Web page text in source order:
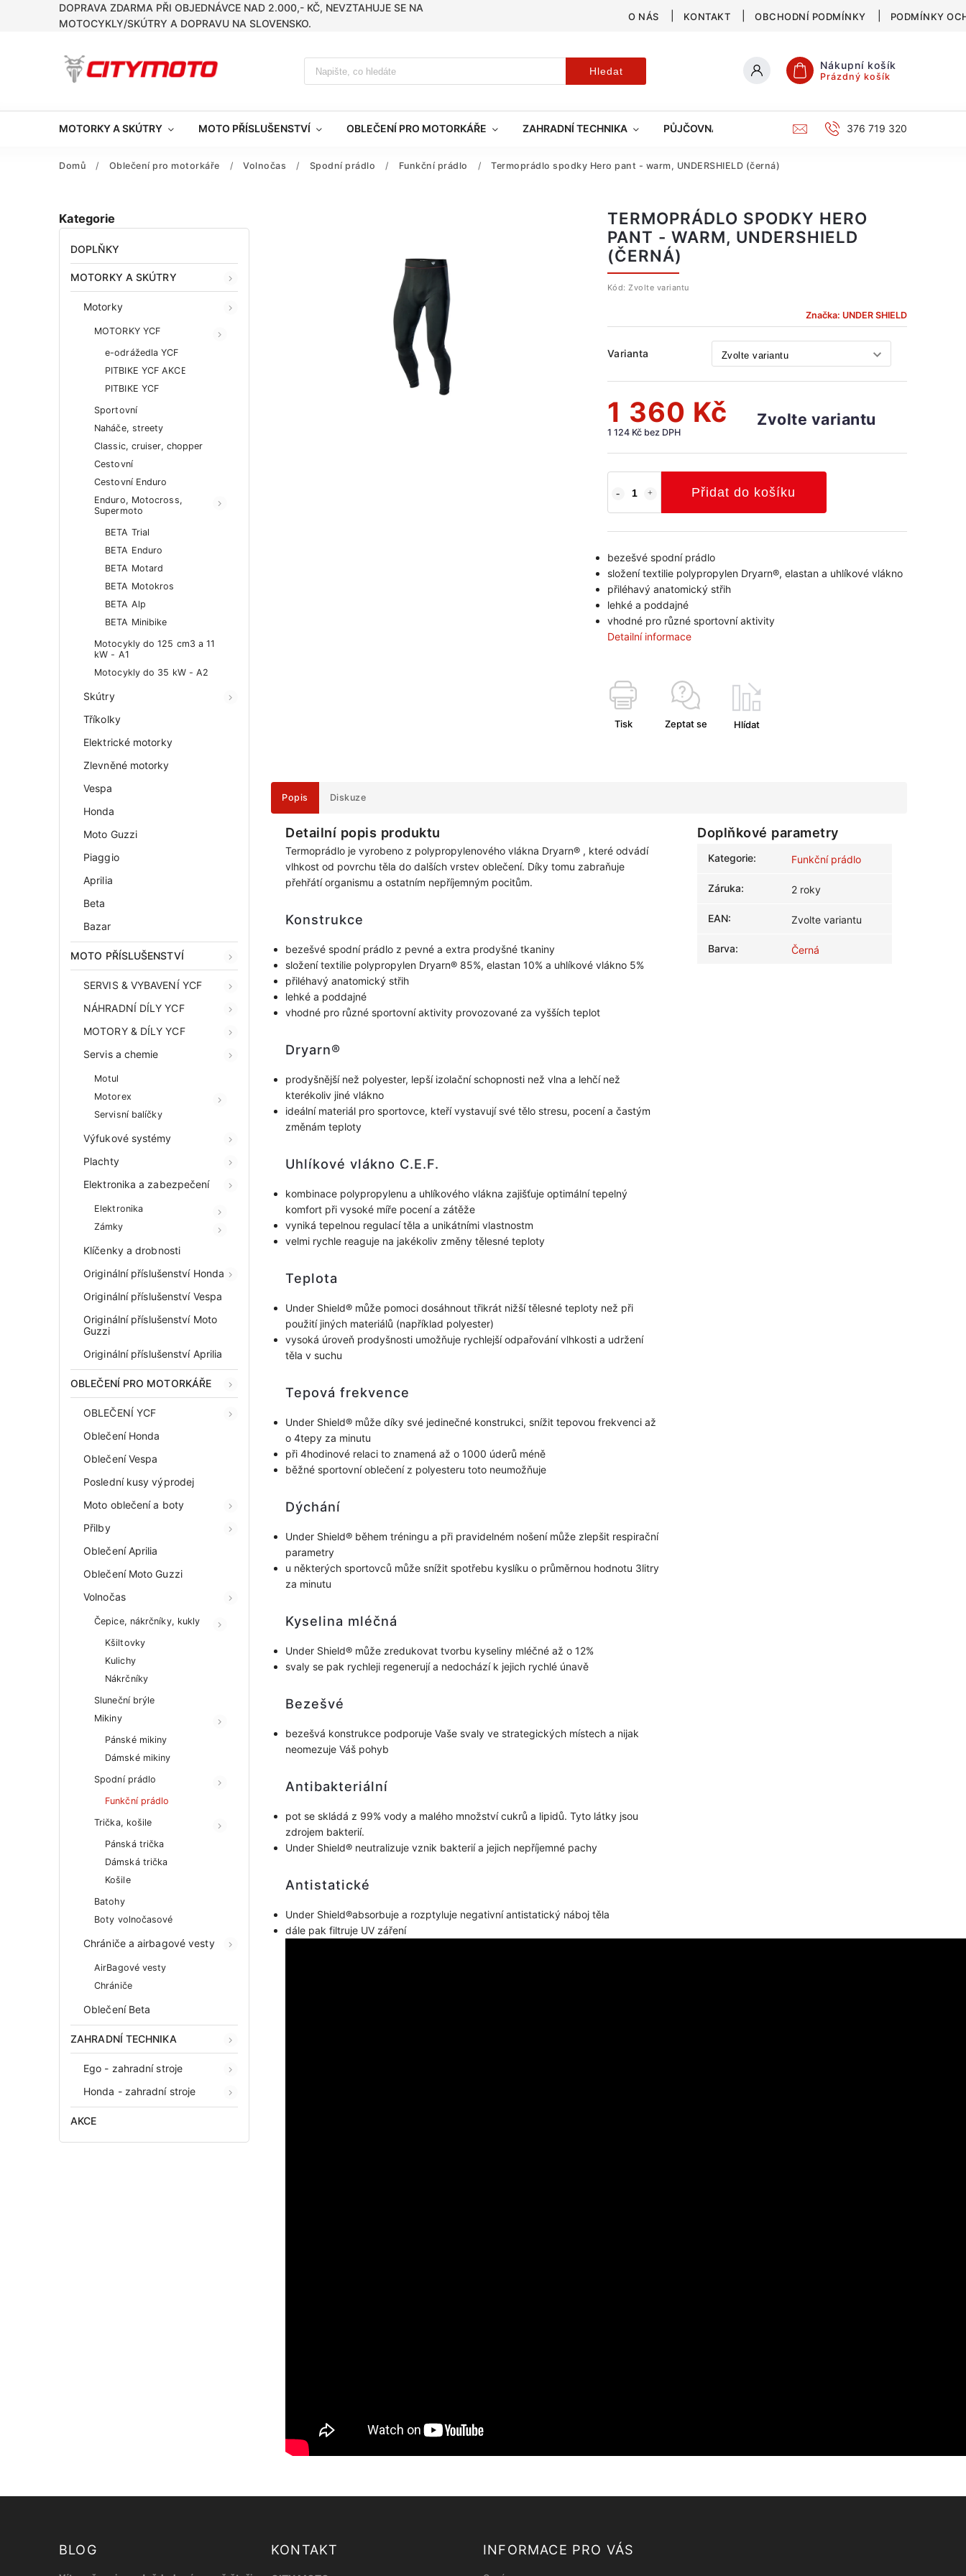
DOPRAVA ZDARMA PŘI OBJEDNÁVCE NAD 2.000,- KČ, NEVZTAHUJE SE NA
MOTOCYKLY/SKÚTRY A DOPRAVU NA SLOVENSKO.
O NÁS KONTAKT OBCHODNÍ PODMÍNKY PODMÍNKY
Hledat Nákupní košík
Prázdný košík
MOTORKY A SKÚTRY MOTO PŘÍSLUŠENSTVÍ OBLEČENÍ PRO MOTORKÁŘE ZAHRADNÍ TECHNIKA PŮJČOVNA KATALOG376 719 320
Domů / Oblečení pro motorkáře / Volnočas / Spodní prádlo / Funkční prádlo / Termoprádlo spodky Hero pant - warm, UNDERSHIELD (černá)
Kategorie
DOPLŇKY
MOTORKY A SKÚTRY
Motorky
MOTORKY YCF
e-odrážedla YCF
PITBIKE YCF AKCE
PITBIKE YCF
Sportovní
Naháče, streety
Classic, cruiser, chopper
Cestovní
Cestovní Enduro
Enduro, Motocross,
Supermoto
BETA Trial
BETA Enduro
BETA Motard
BETA Motokros
BETA Alp
BETA Minibike
Motocykly do 125 cm3 a 11
kW - A1
Motocykly do 35 kW - A2
Skútry
Tříkolky
Elektrické motorky
Zlevněné motorky
Vespa
Honda
Moto Guzzi
Piaggio
Aprilia
Beta
Bazar
MOTO PŘÍSLUŠENSTVÍ
SERVIS & VYBAVENÍ YCF
NÁHRADNÍ DÍLY YCF
MOTORY & DÍLY YCF
Servis a chemie
Motul
Motorex
Servisní balíčky
Výfukové systémy
Plachty
Elektronika a zabezpečení
Elektronika
Zámky
Klíčenky a drobnosti
Originální příslušenství Honda
Originální příslušenství Vespa
Originální příslušenství Moto
Guzzi
Originální příslušenství Aprilia
OBLEČENÍ PRO MOTORKÁŘE
OBLEČENÍ YCF
Oblečení Honda
Oblečení Vespa
Poslední kusy výprodej
Moto oblečení a boty
Přilby
Oblečení Aprilia
Oblečení Moto Guzzi
Volnočas
Čepice, nákrčníky, kukly
Kšiltovky
Kulichy
Nákrčníky
Sluneční brýle
Mikiny
Pánské mikiny
Dámské mikiny
Spodní prádlo
Funkční prádlo
Trička, košile
Pánská trička
Dámská trička
Košile
Batohy
Boty volnočasové
Chrániče a airbagové vesty
AirBagové vesty
Chrániče
Oblečení Beta
ZAHRADNÍ TECHNIKA
Ego - zahradní stroje
Honda - zahradní stroje
AKCE
TERMOPRÁDLO SPODKY HERO
PANT - WARM, UNDERSHIELD
(ČERNÁ)
Kód: Zvolte variantu
Značka: UNDER SHIELD
Varianta
1 360 Kč
1 124 Kč bez DPH
Zvolte variantu
Přidat do košíku
bezešvé spodní prádlo
složení textilie polypropylen Dryarn®, elastan a uhlíkové vlákno
přiléhavý anatomický střih
lehké a poddajné
vhodné pro různé sportovní aktivity
Detailní informace
Tisk Zeptat se Hlídat
Popis Diskuze
Detailní popis produktu
Termoprádlo je vyrobeno z polypropylenového vlákna Dryarn® , které odvádí
vlhkost od povrchu těla do dalších vrstev oblečení. Díky tomu zabraňuje
přehřátí organismu a ostatním nepříjemným pocitům.
Konstrukce
bezešvé spodní prádlo z pevné a extra prodyšné tkaniny
složení textilie polypropylen Dryarn® 85%, elastan 10% a uhlíkové vlákno 5%
přiléhavý anatomický střih
lehké a poddajné
vhodné pro různé sportovní aktivity provozované za vyšších teplot
Dryarn®
prodyšnější než polyester, lepší izolační schopnosti než vlna a lehčí než
kterékoliv jiné vlákno
ideální materiál pro sportovce, kteří vystavují své tělo stresu, pocení a častým
změnám teploty
Uhlíkové vlákno C.E.F.
kombinace polypropylenu a uhlíkového vlákna zajišťuje optimální tepelný
komfort při vysoké míře pocení a zátěže
vyniká tepelnou regulací těla a unikátními vlastnostm
velmi rychle reaguje na jakékoliv změny tělesné teploty
Teplota
Under Shield® může pomoci dosáhnout třikrát nižší tělesné teploty než při
použití jiných materiálů (například polyester)
vysoká úroveň prodyšnosti umožňuje rychlejší odpařování vlhkosti a udržení
těla v suchu
Tepová frekvence
Under Shield® může díky své jedinečné konstrukci, snížit tepovou frekvenci až
o 4tepy za minutu
při 4hodinové relaci to znamená až o 1000 úderů méně
běžné sportovní oblečení z polyesteru toto neumožňuje
Dýchání
Under Shield® během tréningu a při pravidelném nošení může zlepšit respirační
parametry
u některých sportovců může snížit spotřebu kyslíku o průměrnou hodnotu 3litry
za minutu
Kyselina mléčná
Under Shield® může zredukovat tvorbu kyseliny mléčné až o 12%
svaly se pak rychleji regenerují a nedochází k jejich rychlé únavě
Bezešvé
bezešvá konstrukce podporuje Vaše svaly ve strategických místech a nijak
neomezuje Váš pohyb
Antibakteriální
pot se skládá z 99% vody a malého množství cukrů a lipidů. Tyto látky jsou
zdrojem bakterií.
Under Shield® neutralizuje vznik bakterií a jejich nepříjemné pachy
Antistatické
Under Shield®absorbuje a rozptyluje negativní antistatický náboj těla
dále pak filtruje UV záření
Doplňkové parametry
Kategorie: Funkční prádlo
Záruka: 2 roky
EAN: Zvolte variantu
Barva: Černá
BLOG KONTAKT INFORMACE PRO VÁS